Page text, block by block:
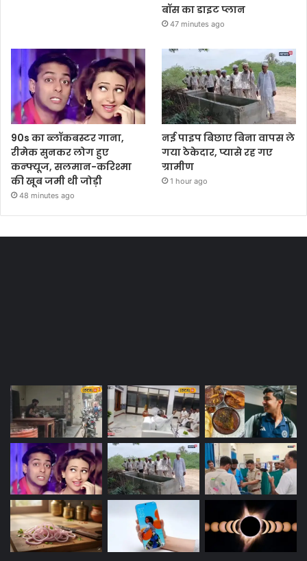
बॉस का डाइट प्लान
47 minutes ago
90s का ब्लॉकबस्टर गाना,
रीमेक सुनकर लोग हुए
कन्फ्यूज, सलमान-करिश्मा
की खूब जमी थी जोड़ी
48 minutes ago
नई पाइप बिछाए बिना वापस ले
गया ठेकेदार, प्यासे रह गए
ग्रामीण
1 hour ago